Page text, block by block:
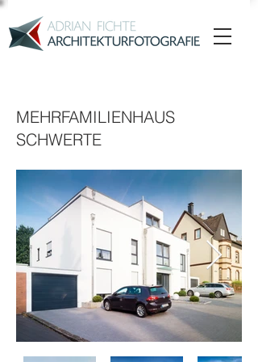
MEHRFAMILIENHAUS
SCHWERTE